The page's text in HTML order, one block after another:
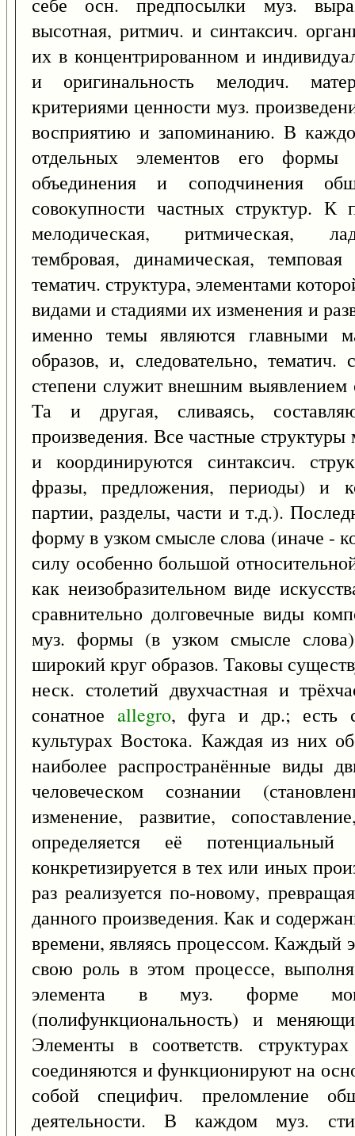
высотная, ритмич. и синтаксич.
их в концентрированном и
и оригинальность мелодич.
критериями ценности муз.
восприятию и запоминанию. В
отдельных элементов его формы
объединения и соподчинения
совокупности частных структур. К
мелодическая, ритмическая,
тембровая, динамическая,
тематич. структура, элементами
видами и стадиями их изменения и
именно темы являются главными
образов, и, следовательно,
степени служит внешним выявлением
Та и другая, сливаясь,
произведения. Все частные
и координируются синтаксич.
фразы, предложения, периоды) и
партии, разделы, части и т.д.).
форму в узком смысле слова (иначе -
силу особенно большой
как неизобразительном виде
сравнительно долговечные виды
муз. формы (в узком смысле
широкий круг образов. Таковы
неск. столетий двухчастная и
сонатное allegro, фуга и др.; есть
культурах Востока. Каждая из них
наиболее распространённые виды
человеческом сознании
изменение, развитие,
определяется её
конкретизируется в тех или иных
раз реализуется по-новому,
данного произведения. Как и
времени, являясь процессом. Каждый
свою роль в этом процессе,
элемента в муз. форме
(полифункциональность) и
Элементы в соответств.
соединяются и функционируют на
собой специфич. преломление
деятельности. В каждом муз.